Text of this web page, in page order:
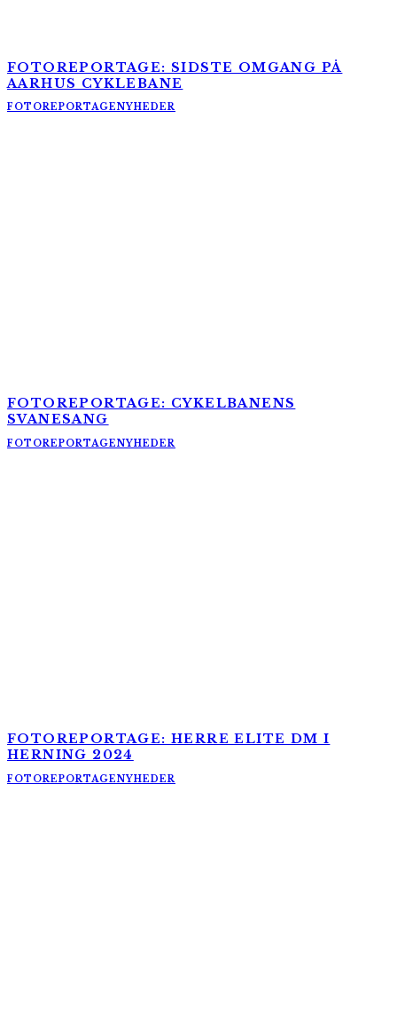
FOTOREPORTAGE: SIDSTE OMGANG PÅ
AARHUS CYKLEBANE
FOTOREPORTAGENYHEDER
FOTOREPORTAGE: CYKELBANENS
SVANESANG
FOTOREPORTAGENYHEDER
FOTOREPORTAGE: HERRE ELITE DM I
HERNING 2024
FOTOREPORTAGENYHEDER